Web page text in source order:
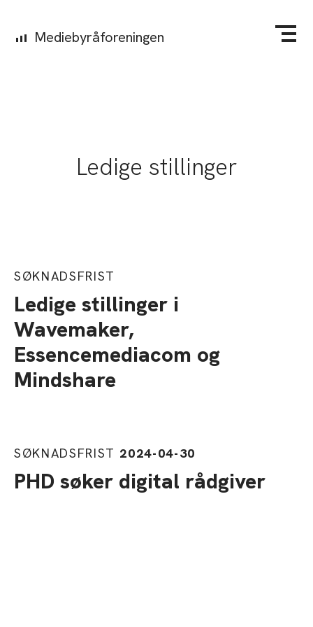
Mediebyråforeningen
Ledige stillinger
SØKNADSFRIST
Ledige stillinger i
Wavemaker,
Essencemediacom og
Mindshare
SØKNADSFRIST 2024-04-30
PHD søker digital rådgiver